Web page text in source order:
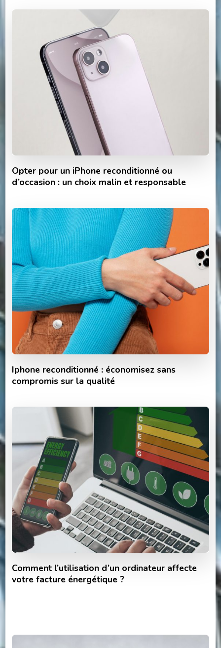
Opter pour un iPhone reconditionné ou
d’occasion : un choix malin et responsable
Iphone reconditionné : économisez sans
compromis sur la qualité
Comment l’utilisation d’un ordinateur affecte
votre facture énergétique ?